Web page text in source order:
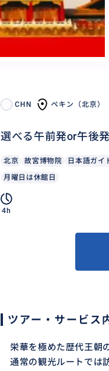
CHN ペキン（北京）
選べる午前発or午後
北京 故宮博物院 日本語ガイ
月曜日は休館日
4h
ツアー・サービス
栄華を極めた歴代王朝
通常の観光ルートでは